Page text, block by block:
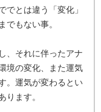
でとは違う「変化」
でもない事。
、それに伴ったアナ
境の変化、また運気
。運気が変わるとい
ります。